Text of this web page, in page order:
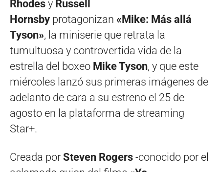
Rhodes y Russell
Hornsby protagonizan «Mike: Más allá
Tyson», la miniserie que retrata la
tumultuosa y controvertida vida de la
estrella del boxeo Mike Tyson, y que este
miércoles lanzó sus primeras imágenes de
adelanto de cara a su estreno el 25 de
agosto en la plataforma de streaming
Star+.
Creada por Steven Rogers -conocido por el